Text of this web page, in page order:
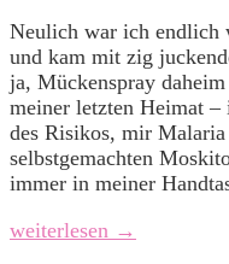
Neulich war ich endlich
und kam mit zig
ja, Mückenspray
meiner letzten Heimat –
des Risikos, mir
selbstgemachten
immer in meiner
weiterlesen →